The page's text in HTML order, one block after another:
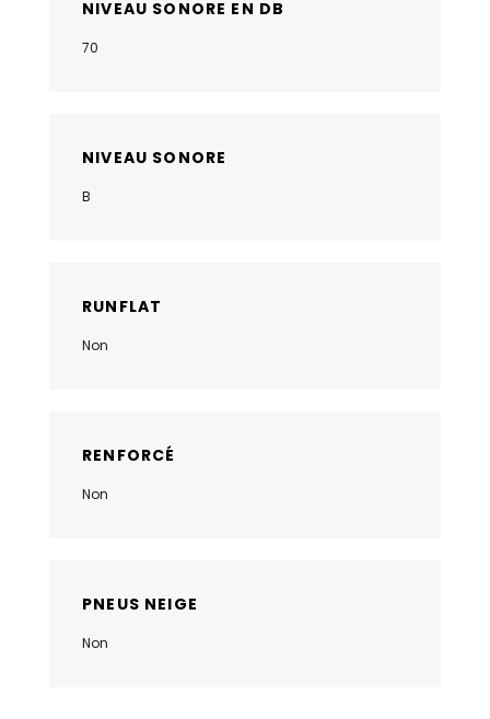
NIVEAU SONORE EN DB
70
NIVEAU SONORE
B
RUNFLAT
Non
RENFORCÉ
Non
PNEUS NEIGE
Non